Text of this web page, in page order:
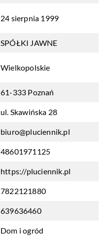
24 sierpnia 1999
SPÓŁKI JAWNE
Wielkopolskie
61-333 Poznań
ul. Skawińska 28
biuro@pluciennik.pl
48601971125
https://pluciennik.pl
7822121880
639636460
Dom i ogród